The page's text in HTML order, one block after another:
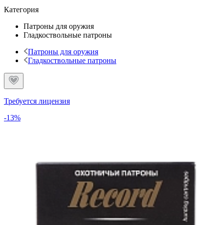
Категория
Патроны для оружия
Гладкоствольные патроны
Патроны для оружия
Гладкоствольные патроны
Требуется лицензия
-13%